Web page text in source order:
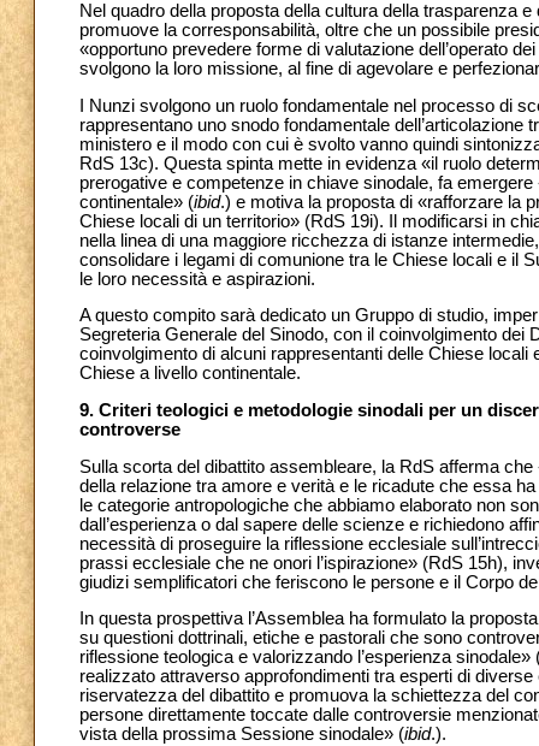
Nel quadro della proposta della cultura della trasparenza
promuove la corresponsabilità, oltre che un possibile
«opportuno prevedere forme di valutazione dell’operato
svolgono la loro missione, al fine di agevolare e
I Nunzi svolgono un ruolo fondamentale nel processo di
rappresentano uno snodo fondamentale
ministero e il modo con cui è svolto vanno quindi
RdS 13c). Questa spinta mette in evidenza «il ruolo
prerogative e competenze in chiave sinodale, fa
continentale» (ibid.) e motiva la proposta di «rafforzare la
Chiese locali di un territorio» (RdS 19i). Il modificarsi in
nella linea di una maggiore ricchezza di istanze
consolidare i legami di comunione tra le Chiese locali e il
le loro necessità e aspirazioni.
A questo compito sarà dedicato un Gruppo di studio,
Segreteria Generale del Sinodo, con il coinvolgimento dei
coinvolgimento di alcuni rappresentanti delle Chiese
Chiese a livello continentale.
9. Criteri teologici e metodologie sinodali per un
controverse
Sulla scorta del dibattito assembleare, la RdS afferma
della relazione tra amore e verità e le ricadute che essa
le categorie antropologiche che abbiamo elaborato non
dall’esperienza o dal sapere delle scienze e richiedono
necessità di proseguire la riflessione ecclesiale
prassi ecclesiale che ne onori l’ispirazione» (RdS 15h),
giudizi semplificatori che feriscono le persone e il Corpo
In questa prospettiva l’Assemblea ha formulato la
su questioni dottrinali, etiche e pastorali che sono
riflessione teologica e valorizzando l’esperienza
realizzato attraverso approfondimenti tra esperti di
riservatezza del dibattito e promuova la schiettezza del
persone direttamente toccate dalle controversie
vista della prossima Sessione sinodale» (ibid.).